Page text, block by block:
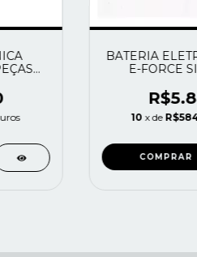
BATERIA
E-FORCE
10 x de